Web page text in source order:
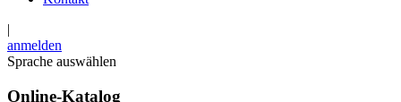
|
anmelden
Sprache auswählen
Online-Katalog